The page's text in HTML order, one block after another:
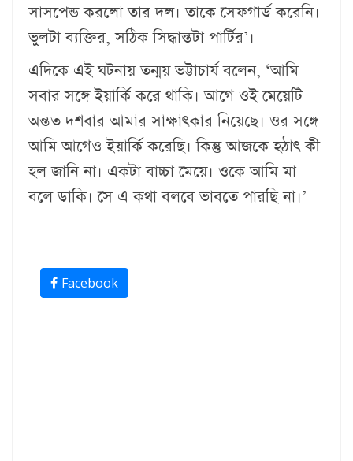
সাসপেন্ড করলো তার দল। তাকে সেফগার্ড করেনি।
ভুলটা ব্যক্তির, সঠিক সিদ্ধান্তটা পার্টির’।
এদিকে এই ঘটনায় তন্ময় ভট্টাচার্য বলেন, ‘‌আমি
সবার সঙ্গে ইয়ার্কি করে থাকি। আগে ওই মেয়েটি
অন্তত দশবার আমার সাক্ষাৎকার নিয়েছে। ওর সঙ্গে
আমি আগেও ইয়ার্কি করেছি। কিন্তু আজকে হঠাৎ কী
হল জানি না। একটা বাচ্চা মেয়ে। ওকে আমি মা
বলে ডাকি। সে এ কথা বলবে ভাবতে পারছি না।’‌
Facebook